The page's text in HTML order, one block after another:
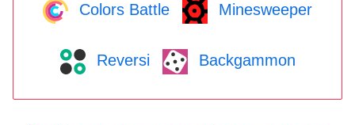
Colors Battle Minesweeper
Reversi Backgammon